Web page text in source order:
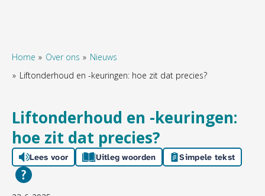
Home Over ons
Nieuws
Liftonderhoud en -keuringen: hoe zit dat precies?
Liftonderhoud en -keuringen:
hoe zit dat precies?
Lees voor Uitleg woorden Simpele tekst